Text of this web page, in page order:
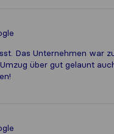
Das Unternehmen war
über gut gelaunt